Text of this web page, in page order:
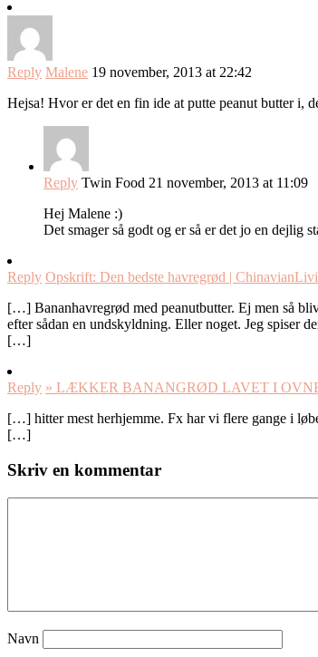
Reply Malene 19 november, 2013 at 22:42
Hejsa! Hvor er det en fin ide at putte peanut butter i,
Reply Twin Food 21 november, 2013 at 11:09
Hej Malene :)
Det smager så godt og er så er det jo en dejlig
Reply Opskrift: Den bedste havregrød |
[…] Bananhavregrød med peanutbutter. Ej men så
efter sådan en undskyldning. Eller noget. Jeg spiser
[…]
Reply » LÆKKER BANANGRØD LAVET I
[…] hitter mest herhjemme. Fx har vi flere gange i
[…]
Skriv en kommentar
Navn